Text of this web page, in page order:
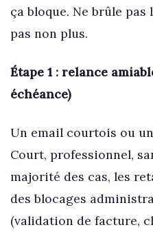
ça bloque. Ne brûle
pas non plus.
Étape 1 : relance
échéance)
Un email courtois ou
Court, professionnel,
majorité des cas, les
des blocages
(validation de facture,